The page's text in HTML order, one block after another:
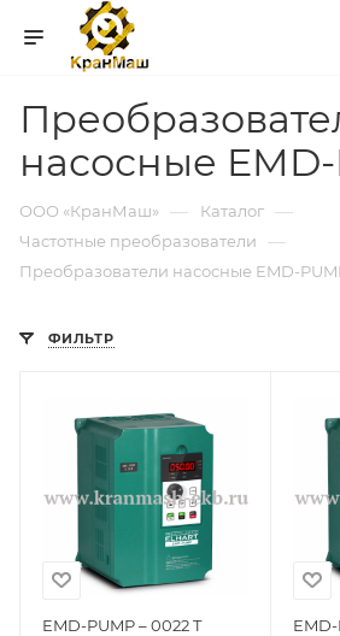
насосные
ООО «КранМаш» — Каталог —
Частотные преобразователи —
Преобразователи насосные EMD-
ФИЛЬТР
EMD-PUMP – 0022 T
EMD-